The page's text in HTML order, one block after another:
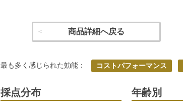
商品詳細へ戻る
最も多く感じられた効能： コストパフォーマンス
採点分布 年齢別